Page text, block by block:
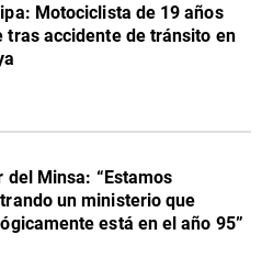
Motociclista de 19 años
tras accidente de tránsito en
del Minsa: “Estamos
un ministerio que
está en el año 95”